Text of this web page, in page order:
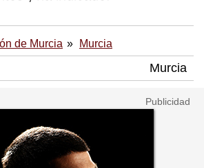
de Murcia Murcia
Murcia